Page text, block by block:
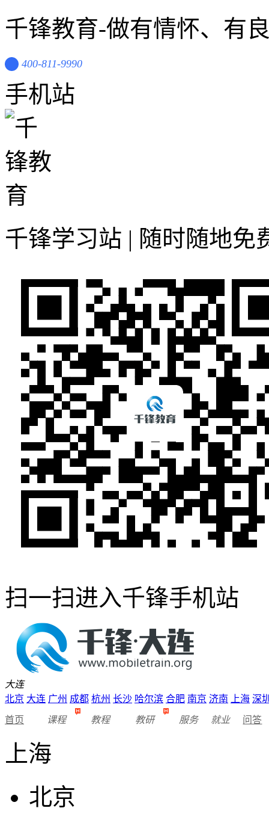
千锋教育-做有情怀、有
400-811-9990
手机站
千锋学习站 | 随时随地免
扫一扫进入千锋手机站
大连
北京 大连 广州 成都 杭州 长沙 哈尔滨 合肥 南京 济南 上海 深
首页 课程 教程 教研 服务 就业 问答
上海
北京